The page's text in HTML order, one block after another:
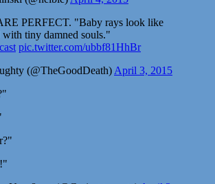
PERFECT. "Baby rays look like
tiny damned souls."
pic.twitter.com/ubbf81HhBr
(@TheGoodDeath) April 3, 2015